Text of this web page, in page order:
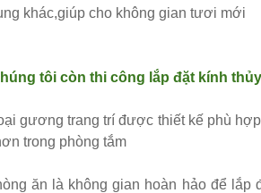
khác,giúp cho không gian tươi mới
tôi còn thi công lắp đặt kính
gương trang trí được thiết kế phù
trong phòng tắm
ăn là không gian hoàn hảo để